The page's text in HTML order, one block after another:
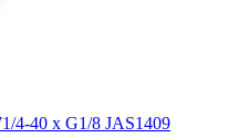
4-40 x G1/8 JAS1409